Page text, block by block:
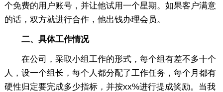
个免费的用户账号，并让他试用一个星期。如果客户满意
的话，双方就进行合作，他出钱办理会员。
二、具体工作情况
在公司，采取小组工作的形式，每个组有差不多十个
人，设一个组长，每个人都分配了工作任务，每个月都有
硬性归定要完成多少指标，并按xx%进行提成奖励。当我